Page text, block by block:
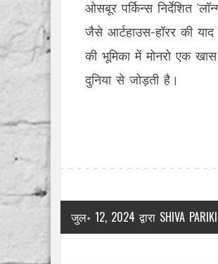
ओसबूर पर्किन्स निर्देशित
जैसे आर्टहाउस-हॉरर की
की भूमिका में मोनरो एक
दुनिया से जोड़ती है।
जुल॰ 12, 2024 द्वारा SHIVA